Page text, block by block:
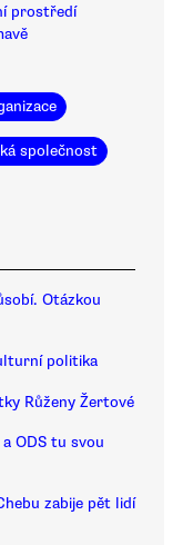
prostředí
společnost
Otázkou
politika
Růženy Žertové
ODS tu svou
zabije pět lidí